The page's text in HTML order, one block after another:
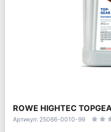
ROWE HIGHTEC
Артикул: 25066-0010-99